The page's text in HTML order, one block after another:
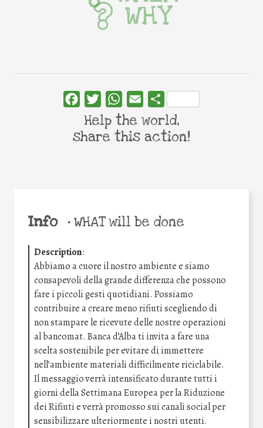
Info •WHAT will be done
Description:
Abbiamo a cuore il nostro ambiente e siamo
consapevoli della grande differenza che possono
fare i piccoli gesti quotidiani. Possiamo
contribuire a creare meno rifiuti scegliendo di
non stampare le ricevute delle nostre operazioni
al bancomat. Banca d’Alba ti invita a fare una
scelta sostenibile per evitare di immettere
nell’ambiente materiali difficilmente riciclabile.
Il messaggio verrà intensificato durante tutti i
giorni della Settimana Europea per la Riduzione
dei Rifiuti e verrà promosso sui canali social per
sensibilizzare ulteriormente i nostri utenti.
WHY
FacebookTwitterWhatsApp
Email Share
Help the world,
share this action!